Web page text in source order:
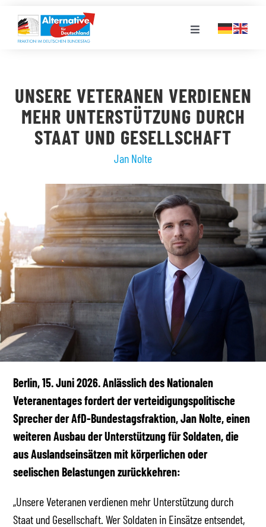
Inhalt
springen
Toggle
LANDESGRUPPEN
VERANSTALTUNGEN
PRESSE
STELLENPORTAL
MEDIATHEK
UNSERE VETERANEN VERDIENEN
MEHR UNTERSTÜTZUNG DURCH
STAAT UND GESELLSCHAFT
Jan Nolte
Berlin, 15. Juni 2026. Anlässlich des Nationalen
Veteranentages fordert der verteidigungspolitische
Sprecher der AfD-Bundestagsfraktion, Jan Nolte, einen
weiteren Ausbau der Unterstützung für Soldaten, die
aus Auslandseinsätzen mit körperlichen oder
seelischen Belastungen zurückkehren:
„Unsere Veteranen verdienen mehr Unterstützung durch
Staat und Gesellschaft. Wer Soldaten in Einsätze entsendet,